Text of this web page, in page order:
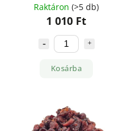
Raktáron (>5 db)
1 010 Ft
Kosárba